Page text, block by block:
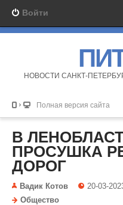
Войти
НОВОСТИ САНКТ-
Полная версия сайта
В
ПРОСУШКА
ДОРОГ
Вадик Котов 20-03-
Общество